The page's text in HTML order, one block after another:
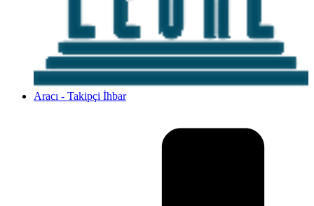
Aracı - Takipçi İhbar